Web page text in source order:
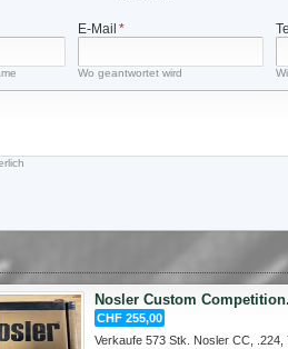
E-Mail *
Wo geantwortet wird
Nosler Custom
CHF 255,00
Verkaufe 573 Stk. Nosler CC,